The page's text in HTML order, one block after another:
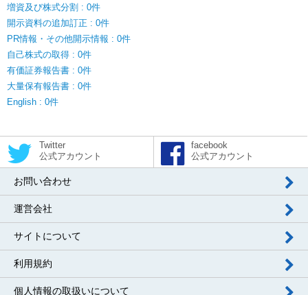
増資及び株式分割 : 0件
開示資料の追加訂正 : 0件
PR情報・その他開示情報 : 0件
自己株式の取得 : 0件
有価証券報告書 : 0件
大量保有報告書 : 0件
English : 0件
Twitter
公式アカウント
facebook
公式アカウント
お問い合わせ
運営会社
サイトについて
利用規約
個人情報の取扱いについて